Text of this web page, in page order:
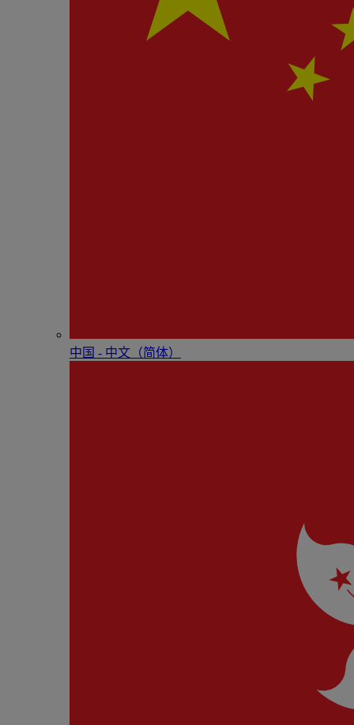
中国 - 中⽂（简体）